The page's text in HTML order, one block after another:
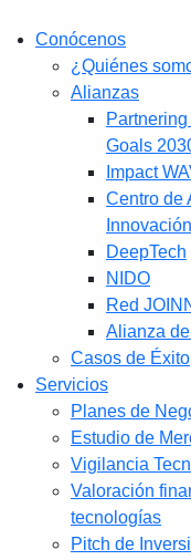
Conócenos
¿Quiénes
Alianzas
Goals
Impact
Centro de
DeepTech
NIDO
Red
Alianza
Casos de Éxito
Servicios
Planes de
Estudio de
Vigilancia
Valoración
tecnologías
Pitch de